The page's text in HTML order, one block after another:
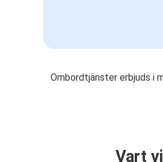
Ombordtjänster erbjuds i
Vart